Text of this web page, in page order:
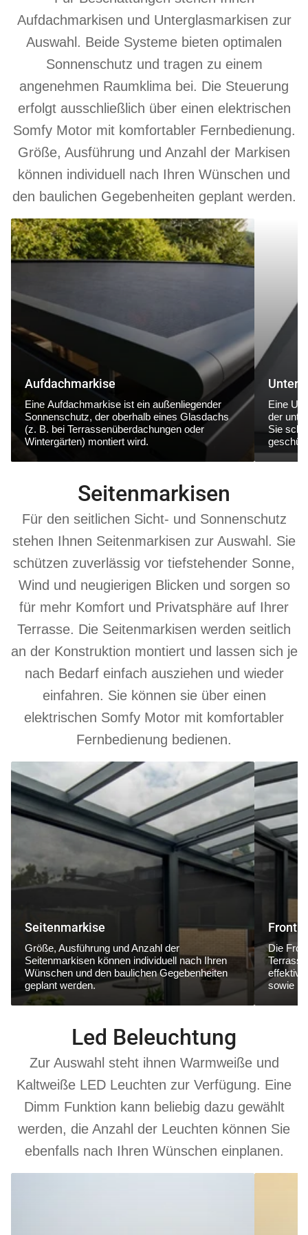
Aufdachmarkisen und Unterglasmarkisen zur
Auswahl. Beide Systeme bieten optimalen
Sonnenschutz und tragen zu einem
angenehmen Raumklima bei. Die Steuerung
erfolgt ausschließlich über einen elektrischen
Somfy Motor mit komfortabler Fernbedienung.
Größe, Ausführung und Anzahl der Markisen
können individuell nach Ihren Wünschen und
den baulichen Gegebenheiten geplant werden.
Aufdachmarkise
Aufdachmarkise
Eine Aufdachmarkise ist ein außenliegender
Sonnenschutz, der oberhalb eines Glasdachs
(z. B. bei Terrassenüberdachungen oder
Wintergärten) montiert wird.
Eine
der
Sie
Seitenmarkisen
Für den seitlichen Sicht- und Sonnenschutz
stehen Ihnen Seitenmarkisen zur Auswahl. Sie
schützen zuverlässig vor tiefstehender Sonne,
Wind und neugierigen Blicken und sorgen so
für mehr Komfort und Privatsphäre auf Ihrer
Terrasse. Die Seitenmarkisen werden seitlich
an der Konstruktion montiert und lassen sich je
nach Bedarf einfach ausziehen und wieder
einfahren. Sie können sie über einen
elektrischen Somfy Motor mit komfortabler
Fernbedienung bedienen.
Seitenmarkise
Seitenmarkise
Größe, Ausführung und Anzahl der
Seitenmarkisen können individuell nach Ihren
Wünschen und den baulichen Gegebenheiten
geplant werden.
Die
sowie
Led Beleuchtung
Zur Auswahl steht ihnen Warmweiße und
Kaltweiße LED Leuchten zur Verfügung. Eine
Dimm Funktion kann beliebig dazu gewählt
werden, die Anzahl der Leuchten können Sie
ebenfalls nach Ihren Wünschen einplanen.